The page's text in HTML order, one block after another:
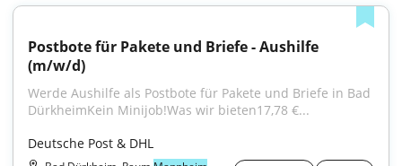
Postbote für Pakete und Briefe - Aushilfe
(m/w/d)
Werde Aushilfe als Postbote für Pakete und Briefe in Bad
DürkheimKein Minijob!Was wir bieten17,78 €...
Deutsche Post & DHL